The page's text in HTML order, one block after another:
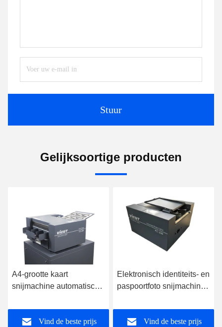
Stuur
Gelijksoortige producten
A4-grootte kaart
snijmachine automatisch
productie van
groetkaarten CC-330
Vind de beste prijs
Elektronisch identiteits- en
paspoortfoto snijmachine
Visitenkaarten
snijmachine 10s Snij
Vind de beste prijs